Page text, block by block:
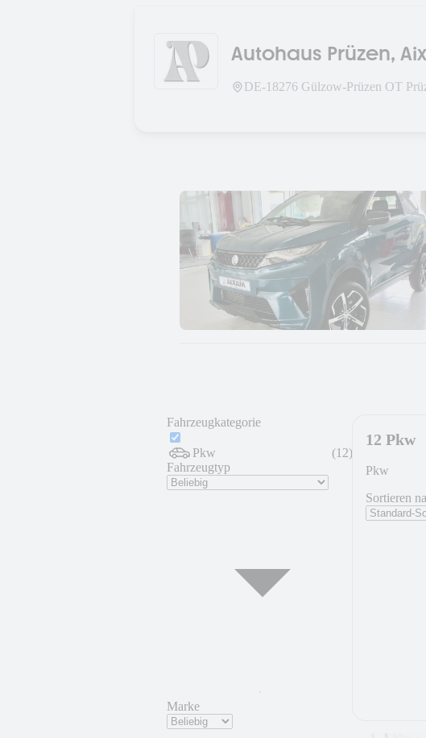
Autohaus Prüzen,
DE-18276 Gülzow-Prüzen OT
Fahrzeugkategorie
Pkw (12)
Fahrzeugtyp
Marke
12 Pkw
Pkw
Sortieren